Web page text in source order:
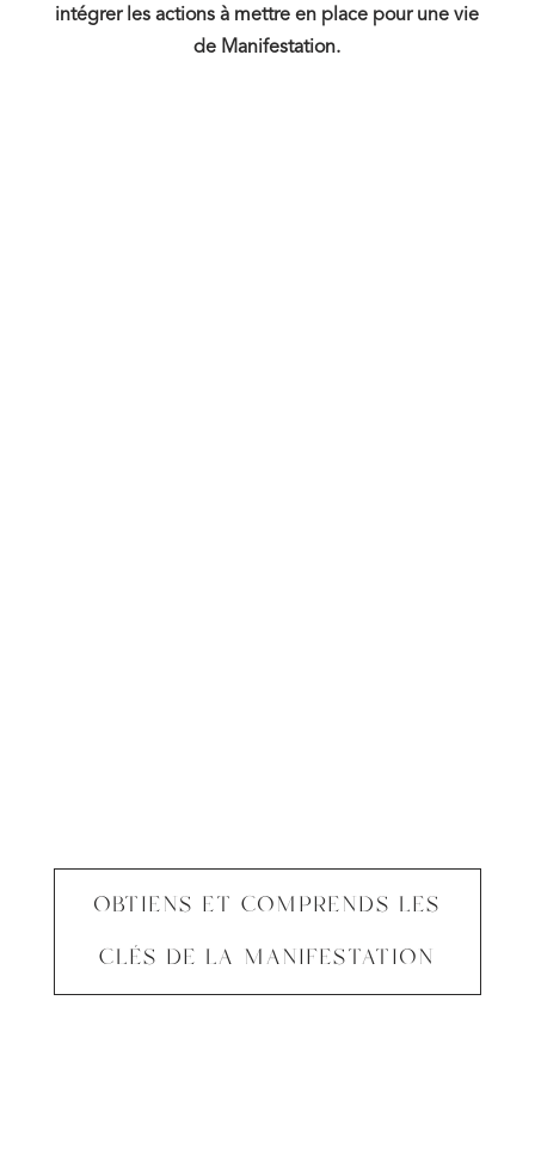
intégrer les actions à mettre en place pour une vie
de Manifestation.
OBTIENS ET COMPRENDS LES
CLÉS DE LA MANIFESTATION